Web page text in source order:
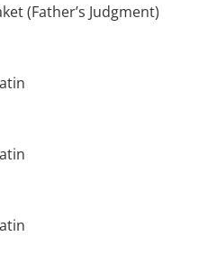
(Father’s Judgment)